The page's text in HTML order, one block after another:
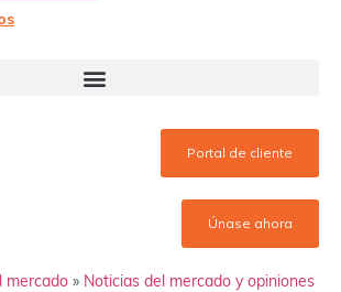
Portal de cliente
Únase ahora
mercado » Noticias del mercado y opiniones